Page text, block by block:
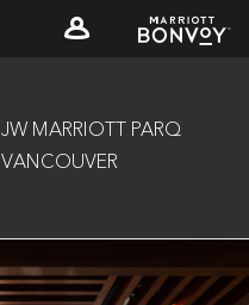
JW MARRIOTT PARQ
VANCOUVER